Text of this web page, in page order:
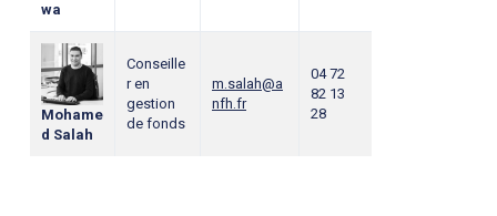
wa
Mohame
d Salah
Conseille
r en
gestion
de fonds
m.salah@a
nfh.fr
04 72
82 13
28